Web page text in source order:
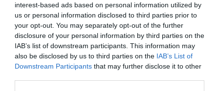
interest-based ads based on personal information utilized by
us or personal information disclosed to third parties prior to
your opt-out. You may separately opt-out of the further
disclosure of your personal information by third parties on the
IAB’s list of downstream participants. This information may
also be disclosed by us to third parties on the IAB’s List of
Downstream Participants that may further disclose it to other
CALCIO
Dalla Lazio progetto per la riqualificazione
dello stadio Flaminio